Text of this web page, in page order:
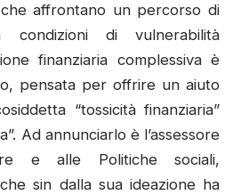
affrontano un percorso di
condizioni di vulnerabilità
finanziaria complessiva è
pensata per offrire un aiuto
“tossicità finanziaria”
Ad annunciarlo è l’assessore
e alle Politiche sociali,
sin dalla sua ideazione ha